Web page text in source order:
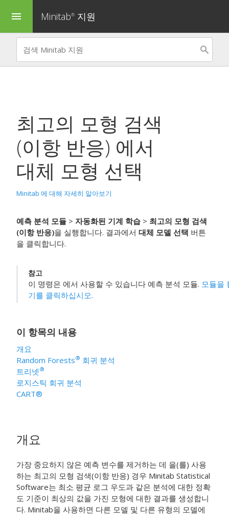
menu Minitab® 지원
최고의 모형 검색
(이항 반응) 에서
대체 모형 선택
Minitab 에 대해 자세히 알아보기
예측 분석 모듈 > 자동화된 기계 학습 > 최고의 모형 검색
(이항 반응)을 실행합니다. 결과에서 대체 모델 선택 버튼
을 클릭합니다.
참고
이 명령은 에서 사용할 수 있습니다 예측 분석 모듈. 모듈을
기를 클릭하십시오.
이 항목의 내용
개요
Random Forests® 회귀 분석
트리넷 ®
로지스틱 회귀 분석
CART®
개요
가장 중요하지 않은 예측 변수를 제거하는 데 을(를) 사용
하는 최고의 모형 검색(이항 반응) 경우 Minitab Statistical
Software는 최소 평균 로그 우도과 같은 분석에 대한 정확
도 기준이 최상의 값을 가진 모형에 대한 결과를 생성합니
다. Minitab을 사용하면 다른 모델 및 다른 유형의 모델에